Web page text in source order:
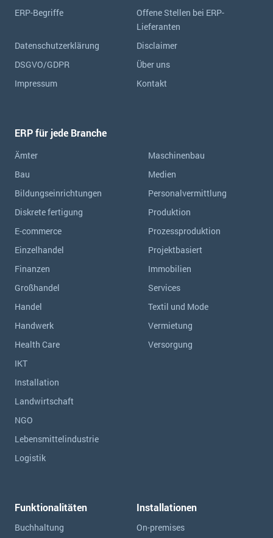
ERP-Begriffe
Offene Stellen bei ERP-
Lieferanten
Datenschutzerklärung
Disclaimer
DSGVO/GDPR
Über uns
Impressum
Kontakt
ERP für jede Branche
Ämter
Bau
Bildungseinrichtungen
Diskrete fertigung
E-commerce
Einzelhandel
Finanzen
Großhandel
Handel
Handwerk
Health Care
IKT
Installation
Landwirtschaft
NGO
Lebensmittelindustrie
Logistik
Maschinenbau
Medien
Personalvermittlung
Produktion
Prozessproduktion
Projektbasiert
Immobilien
Services
Textil und Mode
Vermietung
Versorgung
Funktionalitäten
Buchhaltung
Installationen
On-premises